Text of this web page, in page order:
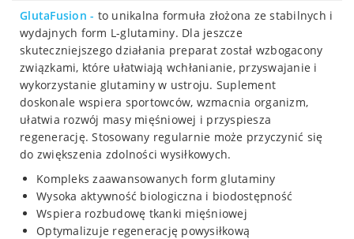
GlutaFusion - to unikalna formuła złożona ze stabilnych i
wydajnych form L-glutaminy. Dla jeszcze
skuteczniejszego działania preparat został wzbogacony
związkami, które ułatwiają wchłanianie, przyswajanie i
wykorzystanie glutaminy w ustroju. Suplement
doskonale wspiera sportowców, wzmacnia organizm,
ułatwia rozwój masy mięśniowej i przyspiesza
regenerację. Stosowany regularnie może przyczynić się
do zwiększenia zdolności wysiłkowych.
Kompleks zaawansowanych form glutaminy
Wysoka aktywność biologiczna i biodostępność
Wspiera rozbudowę tkanki mięśniowej
Optymalizuje regenerację powysiłkową